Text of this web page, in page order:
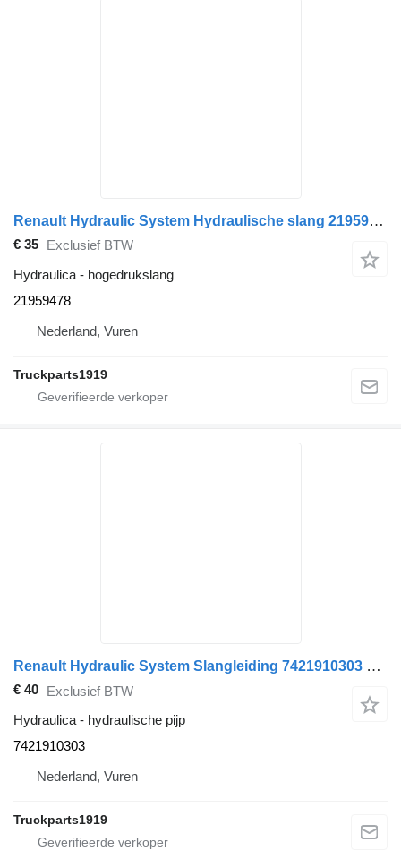
Renault Hydraulic System Hydraulische slang 21959478 hogedrukslang voor vrachtwagen
€ 35 Exclusief BTW
Hydraulica - hogedrukslang
21959478
Nederland, Vuren
Truckparts1919
Renault Hydraulic System Slangleiding 7421910303 hydraulische pijp voor vrachtwagen
€ 40 Exclusief BTW
Hydraulica - hydraulische pijp
7421910303
Nederland, Vuren
Truckparts1919